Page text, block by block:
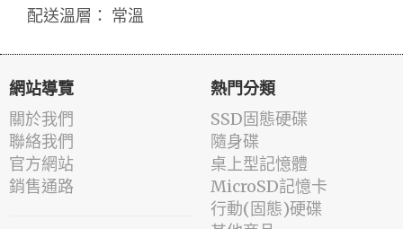
配送溫層： 常溫
網站導覽
關於我們
聯絡我們
官方網站
銷售通路
熱門分類
SSD固態硬碟
隨身碟
桌上型記憶體
MicroSD記憶卡
行動(固態)硬碟